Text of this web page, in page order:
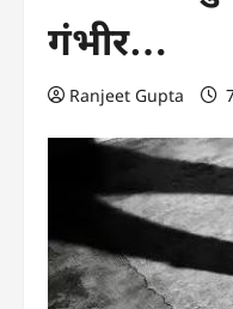
गंभीर…
Ranjeet Gupta